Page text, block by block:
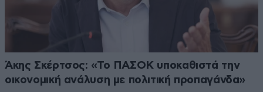
Άκης Σκέρτσος: «Το ΠΑΣΟΚ υποκαθιστά την
οικονομική ανάλυση με πολιτική προπαγάνδα»